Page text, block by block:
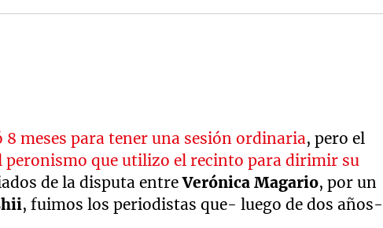
8 meses para tener una sesión ordinaria, pero el
peronismo que utilizo el recinto para dirimir su
de la disputa entreVerónica Magario, por un
, fuimos los periodistas que- luego de dos años-